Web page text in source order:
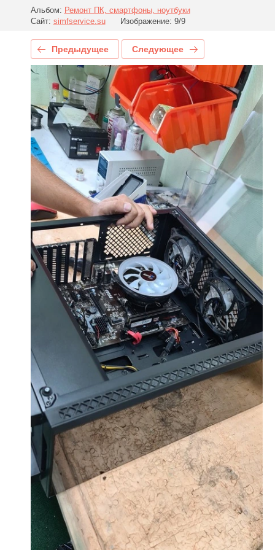
Альбом: Ремонт ПК, смартфоны, ноутбуки
Сайт: simfservice.su Изображение: 9/9
Предыдущее Следующее